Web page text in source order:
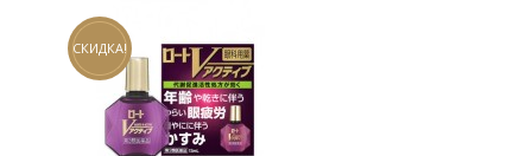
СКИДКА!